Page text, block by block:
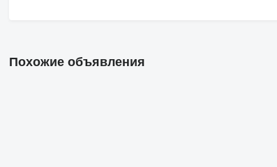
Похожие объявления